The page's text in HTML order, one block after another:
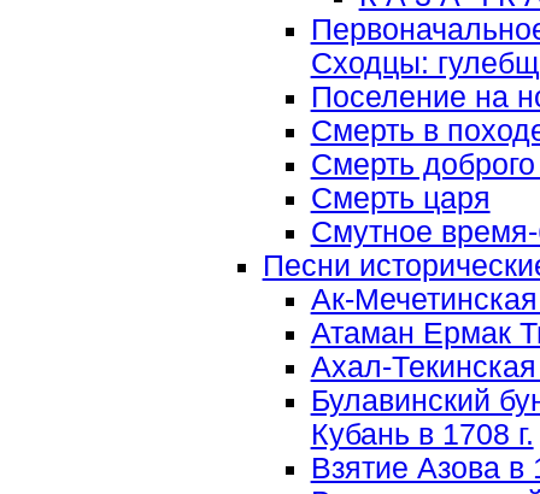
Сходцы:
Поселение на
Смерть в
Смерть
Смерть царя
Смутное
Песни
Ак-
Атаман Ермак
Ахал-Текинская
Булавинский
Кубань в 1708 г.
Взятие Азова в